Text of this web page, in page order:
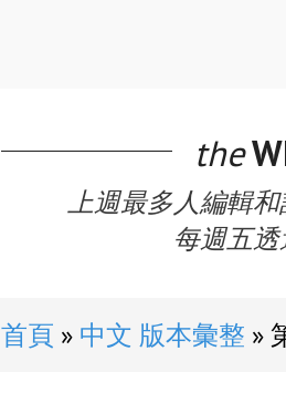
the
上週最多人編輯
每週五
首頁 中文 版本彙整